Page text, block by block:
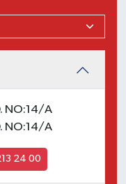
NO:14/A
NO:14/A
24 00